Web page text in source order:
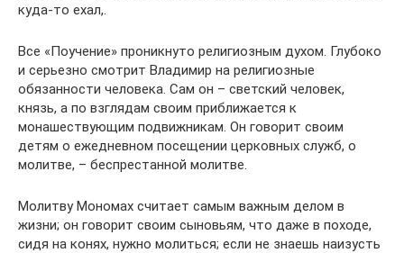
куда-то ехал,.
Все «Поучение» проникнуто религиозным духом. Глубоко
и серьезно смотрит Владимир на религиозные
обязанности человека. Сам он – светский человек,
князь, а по взглядам своим приближается к
монашествующим подвижникам. Он говорит своим
детям о ежедневном посещении церковных служб, о
молитве, – беспрестанной молитве.
Молитву Мономах считает самым важным делом в
жизни; он говорит своим сыновьям, что даже в походе,
сидя на конях, нужно молиться; если не знаешь наизусть